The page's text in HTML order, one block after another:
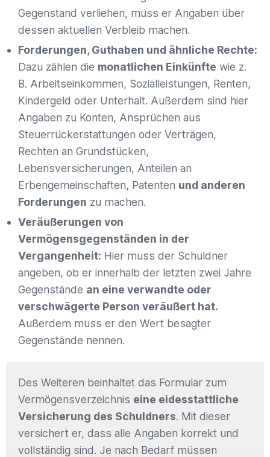
Gegenstand verliehen, muss er Angaben über
dessen aktuellen Verbleib machen.
Forderungen, Guthaben und ähnliche Rechte:
Dazu zählen die monatlichen Einkünfte wie z.
B. Arbeitseinkommen, Sozialleistungen, Renten,
Kindergeld oder Unterhalt. Außerdem sind hier
Angaben zu Konten, Ansprüchen aus
Steuerrückerstattungen oder Verträgen,
Rechten an Grundstücken,
Lebensversicherungen, Anteilen an
Erbengemeinschaften, Patenten und anderen
Forderungen zu machen.
Veräußerungen von
Vermögensgegenständen in der
Vergangenheit: Hier muss der Schuldner
angeben, ob er innerhalb der letzten zwei Jahre
Gegenstände an eine verwandte oder
verschwägerte Person veräußert hat.
Außerdem muss er den Wert besagter
Gegenstände nennen.
Des Weiteren beinhaltet das Formular zum
Vermögensverzeichnis eine eidesstattliche
Versicherung des Schuldners. Mit dieser
versichert er, dass alle Angaben korrekt und
vollständig sind. Je nach Bedarf müssen